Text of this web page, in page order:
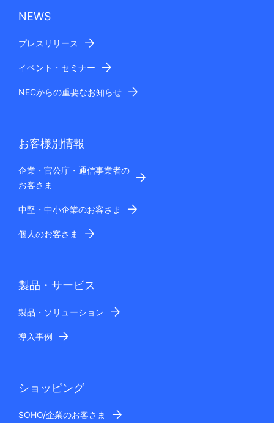
NEWS
プレスリリース
イベント・セミナー
NECからの重要なお知らせ
お客様別情報
企業・官公庁・通信事業者の
お客さま
中堅・中小企業のお客さま
個人のお客さま
製品・サービス
製品・ソリューション
導入事例
ショッピング
SOHO/企業のお客さま